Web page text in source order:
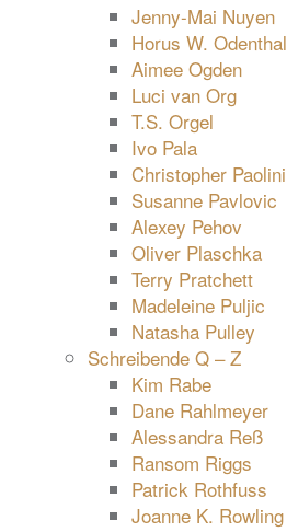
Jenny-Mai Nuyen
Horus W. Odenthal
Aimee Ogden
Luci van Org
T.S. Orgel
Ivo Pala
Christopher Paolini
Susanne Pavlovic
Alexey Pehov
Oliver Plaschka
Terry Pratchett
Madeleine Puljic
Natasha Pulley
Schreibende Q – Z
Kim Rabe
Dane Rahlmeyer
Alessandra Reß
Ransom Riggs
Patrick Rothfuss
Joanne K. Rowling